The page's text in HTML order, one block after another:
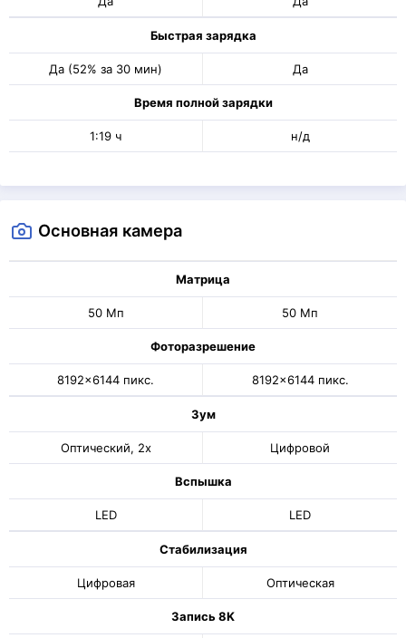
Быстрая зарядка
Да (52% за 30 мин) Да
Время полной зарядки
1:19 ч н/д
Основная камера
Матрица
50 Мп 50 Мп
Фоторазрешение
8192x6144 пикс. 8192x6144 пикс.
Зум
Оптический, 2x Цифровой
Вспышка
LED LED
Стабилизация
Цифровая Оптическая
Запись 8K